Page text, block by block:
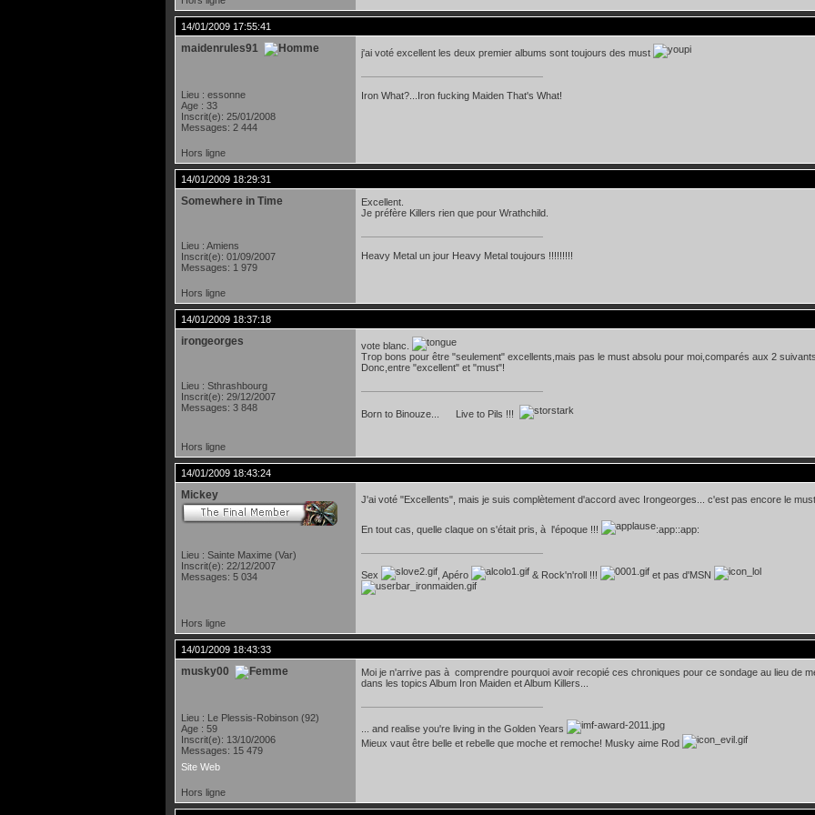
14/01/2009 17:55:41
maidenrules91
Lieu : essonne
Age : 33
Inscrit(e): 25/01/2008
Messages: 2 444
j'ai voté excellent les deux premier albums sont toujours des must
Iron What?...Iron fucking Maiden That's What!
Hors ligne
14/01/2009 18:29:31
Somewhere in Time
Lieu : Amiens
Inscrit(e): 01/09/2007
Messages: 1 979
Excellent.
Je préfère Killers rien que pour Wrathchild.
Heavy Metal un jour Heavy Metal toujours !!!!!!!!!
Hors ligne
14/01/2009 18:37:18
irongeorges
Lieu : Sthrashbourg
Inscrit(e): 29/12/2007
Messages: 3 848
vote blanc.
Trop bons pour être "seulement" excellents,mais pas le must absolu pour moi,comparés aux 2 suivants.
Donc,entre "excellent" et "must"!
Born to Binouze... Live to Pils !!!
Hors ligne
14/01/2009 18:43:24
Mickey
Lieu : Sainte Maxime (Var)
Inscrit(e): 22/12/2007
Messages: 5 034
J'ai voté "Excellents", mais je suis complètement d'accord avec Irongeorges... c'est pas encore le
En tout cas, quelle claque on s'était pris, à l'époque !!! :app::app:
Sex , Apéro & Rock'n'roll !!! et pas d'MSN
Hors ligne
14/01/2009 18:43:33
musky00
Lieu : Le Plessis-Robinson (92)
Age : 59
Inscrit(e): 13/10/2006
Messages: 15 479
Site Web
Moi je n'arrive pas à comprendre pourquoi avoir recopié ces chroniques pour ce sondage au lieu de
dans les topics Album Iron Maiden et Album Killers...
... and realise you're living in the Golden Years
Mieux vaut être belle et rebelle que moche et remoche! Musky aime Rod
Hors ligne